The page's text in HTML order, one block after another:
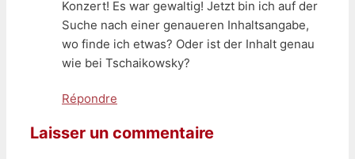
Konzert! Es war gewaltig! Jetzt bin ich auf der
Suche nach einer genaueren Inhaltsangabe,
wo finde ich etwas? Oder ist der Inhalt genau
wie bei Tschaikowsky?
Répondre
Laisser un commentaire